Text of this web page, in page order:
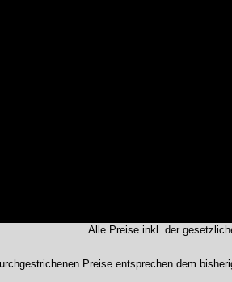
Alle Preise inkl. der
Preise entsprechen dem